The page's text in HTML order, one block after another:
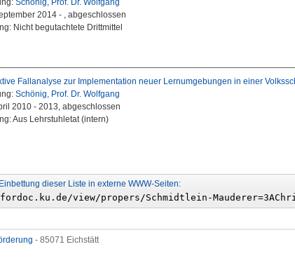
Schönig, Prof. Dr. Wolfgang
2014 - , abgeschlossen
Nicht begutachtete Drittmittel
Fallanalyse zur Implementation neuer Lernumgebungen in einer
Schönig, Prof. Dr. Wolfgang
2010 - 2013, abgeschlossen
Aus Lehrstuhletat (intern)
Einbettung dieser Liste in externe WWW-Seiten:
- 85071 Eichstätt